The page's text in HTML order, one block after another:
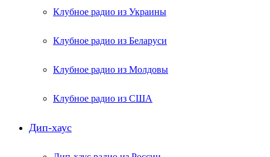
Клубное радио из Украины
Клубное радио из Беларуси
Клубное радио из Молдовы
Клубное радио из США
Дип-хаус